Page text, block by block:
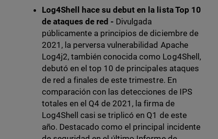
Log4Shell hace su debut en la lista Top 10
de ataques de red - Divulgada
públicamente a principios de diciembre de
2021, la perversa vulnerabilidad Apache
Log4j2, también conocida como Log4Shell,
debutó en el top 10 de principales ataques
de red a finales de este trimestre. En
comparación con las detecciones de IPS
totales en el Q4 de 2021, la firma de
Log4Shell casi se triplicó en Q1 de este
año. Destacado como el principal incidente